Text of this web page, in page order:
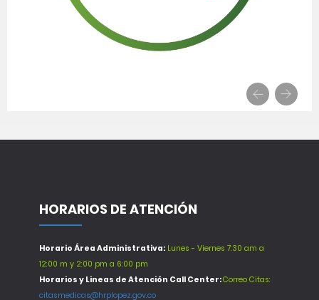
HORARIOS DE ATENCIÓN
Horario Área Administrativa: Lunes - Viernes 7:30 am a
12:00 m y 2:00 pm a 6:00 pm
Horarios y Lineas de Atención Call Center:Correo Citas:
citasmedicas@hrplopez.gov.co